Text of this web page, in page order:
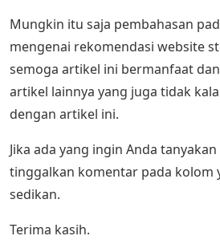
Mungkin itu saja pembahasan
mengenai rekomendasi website
semoga artikel ini bermanfaat
artikel lainnya yang juga tidak
dengan artikel ini.
Jika ada yang ingin Anda
tinggalkan komentar pada kolom
sedikan.
Terima kasih.